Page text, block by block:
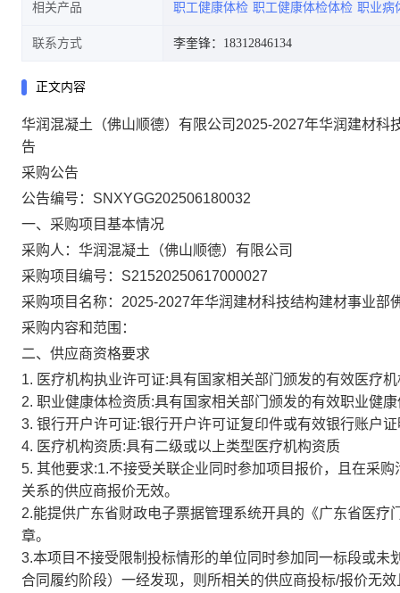
相关产品 职工健康体检 职工健康体检体检 职业病
联系方式 李奎锋：18312846134
正文内容
华润混凝土（佛山顺德）有限公司2025-2027年华润建材
告
采购公告
公告编号： SNXYGG202506180032
一、采购项目基本情况
采购人：华润混凝土（佛山顺德）有限公司
采购项目编号：S21520250617000027
采购项目名称：2025-2027年华润建材科技结构建材事业部
采购内容和范围：
二、供应商资格要求
1. 医疗机构执业许可证:具有国家相关部门颁发的有效医疗
2. 职业健康体检资质:具有国家相关部门颁发的有效职业健
3. 银行开户许可证:银行开户许可证复印件或有效银行账户
4. 医疗机构资质:具有二级或以上类型医疗机构资质
5. 其他要求:1.不接受关联企业同时参加项目报价，且在采
关系的供应商报价无效。
2.能提供广东省财政电子票据管理系统开具的《广东省医
章。
3.本项目不接受限制投标情形的单位同时参加同一标段或
合同履约阶段）一经发现，则所相关的供应商投标/报价无